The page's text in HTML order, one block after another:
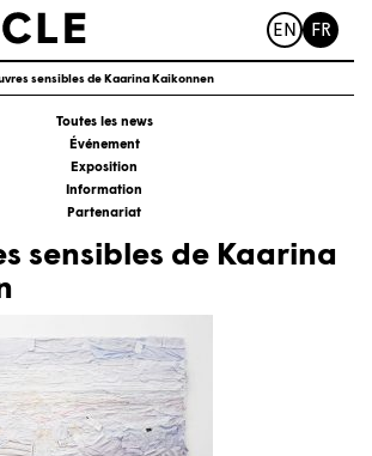
EN FR
sensibles de Kaarina Kaikonnen
Toutes les news
Événement
Exposition
Information
Partenariat
sensibles de Kaarina